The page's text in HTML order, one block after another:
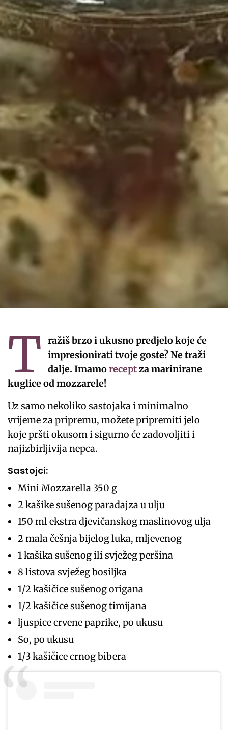
T
ražiš brzo i ukusno predjelo koje će
impresionirati tvoje goste? Ne traži
dalje. Imamoreceptza marinirane
kuglice od mozzarele!
Uz samo nekoliko sastojaka i minimalno
vrijeme za pripremu, možete pripremiti jelo
koje pršti okusom i sigurno će zadovoljiti i
najizbirljivija nepca.
Sastojci:
Mini Mozzarella 350 g
2 kašike sušenog paradajza u ulju
150 ml ekstra djevičanskog maslinovog ulja
2 mala češnja bijelog luka, mljevenog
1 kašika sušenog ili svježeg peršina
8 listova svježeg bosiljka
1/2 kašičice sušenog origana
1/2 kašičice sušenog timijana
ljuspice crvene paprike, po ukusu
So, po ukusu
1/3 kašičice crnog bibera